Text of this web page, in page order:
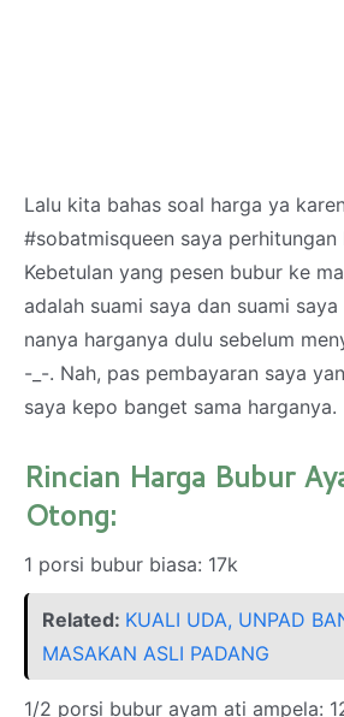
Lalu kita bahas soal harga ya
#sobatmisqueen saya
Kebetulan yang pesen bubur ke
adalah suami saya dan suami
nanya harganya dulu sebelum
-_-. Nah, pas pembayaran saya
saya kepo banget sama harganya.
Rincian Harga Bubur
Otong:
1 porsi bubur biasa: 17k
Related: KUALI UDA, UNPAD
MASAKAN ASLI PADANG
1/2 porsi bubur ayam ati ampela: